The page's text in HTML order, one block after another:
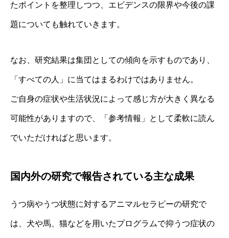
たポイントを整理しつつ、エビデンスの限界や今後の課
題についても触れていきます。
なお、研究結果は集団としての傾向を示すものであり、
「すべての人」に当てはまるわけではありません。
ご自身の症状や生活状況によって感じ方が大きく異なる
可能性がありますので、「参考情報」として柔軟に読ん
でいただければと思います。
国内外の研究で報告されている主な成果
うつ病やうつ状態に対するアニマルセラピーの研究で
は、犬や馬、猫などを用いたプログラムで抑うつ症状の